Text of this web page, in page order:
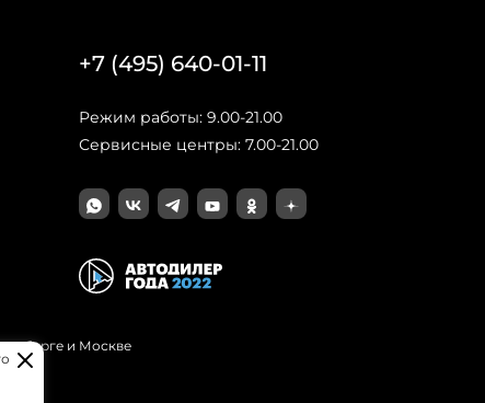
+7 (495) 640-01-11
Режим работы: 9.00-21.00
Сервисные центры: 7.00-21.00
и Москве